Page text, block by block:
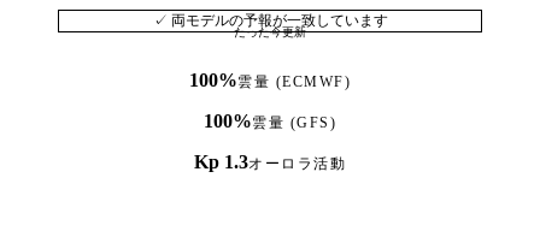
✓ 両モデルの予報が一致しています
たった今更新
100%雲量 (ECMWF)
100%雲量 (GFS)
Kp 1.3オーロラ活動